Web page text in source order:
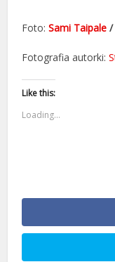
Foto:Sami Taipale /
Fotografia autorki:
Like this:
Loading...